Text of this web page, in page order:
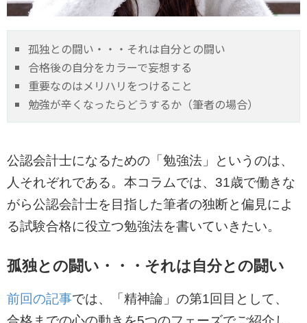
孤独との闘い・・・それは自分との闘い
合格後の自分をカラーで妄想する
重要なのはメリハリをつけること
勉強が辛くなったらどうするか（筆者の場合）
公認会計士になるための「勉強法」というのは、
人それぞれである。本コラムでは、31歳で働きな
がら公認会計士を目指した筆者の独断と偏見によ
る試験合格に役立つ勉強法を書いていきたい。
孤独との闘い・・・それは自分との闘い
前回の記事では、「精神論」の第1回目として、